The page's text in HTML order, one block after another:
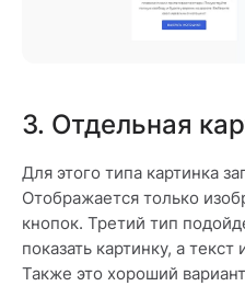
3. Отдельная
Для этого типа картинка
Отображается только
кнопок. Третий тип
показать картинку, а
Также это хороший